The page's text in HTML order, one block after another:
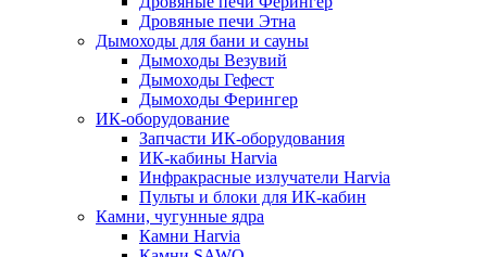
Дровяные печи Этна
Дымоходы для бани и сауны
Дымоходы Везувий
Дымоходы Гефест
Дымоходы Ферингер
ИК-оборудование
Запчасти ИК-оборудования
ИК-кабины Harvia
Инфракрасные излучатели Harvia
Пульты и блоки для ИК-кабин
Камни, чугунные ядра
Камни Harvia